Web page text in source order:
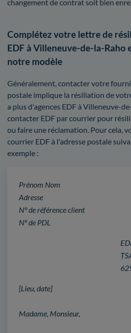
changement de contrat soit bien
Complétez votre lettre de
EDF à Villeneuve-de-la-Raho
notre modèle
Généralement, contacter votre
postale implique la résiliation de
a plus d'agences EDF à Villeneuve-
contacter EDF par courrier pour
ou faire une réclamation. Pour cela,
courrier EDF à l'adresse postale
exemple :
Prénom Nom
Adresse
N° de référence client
N° de PDL
[Lieu, date]
Madame, Monsieur,